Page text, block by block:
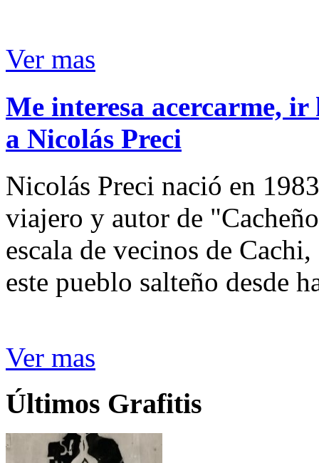
Ver mas
Me interesa acercarme,
a Nicolás Preci
Nicolás Preci nació en
viajero y autor de
escala de vecinos de
este pueblo salteño desde
Ver mas
Últimos Grafitis